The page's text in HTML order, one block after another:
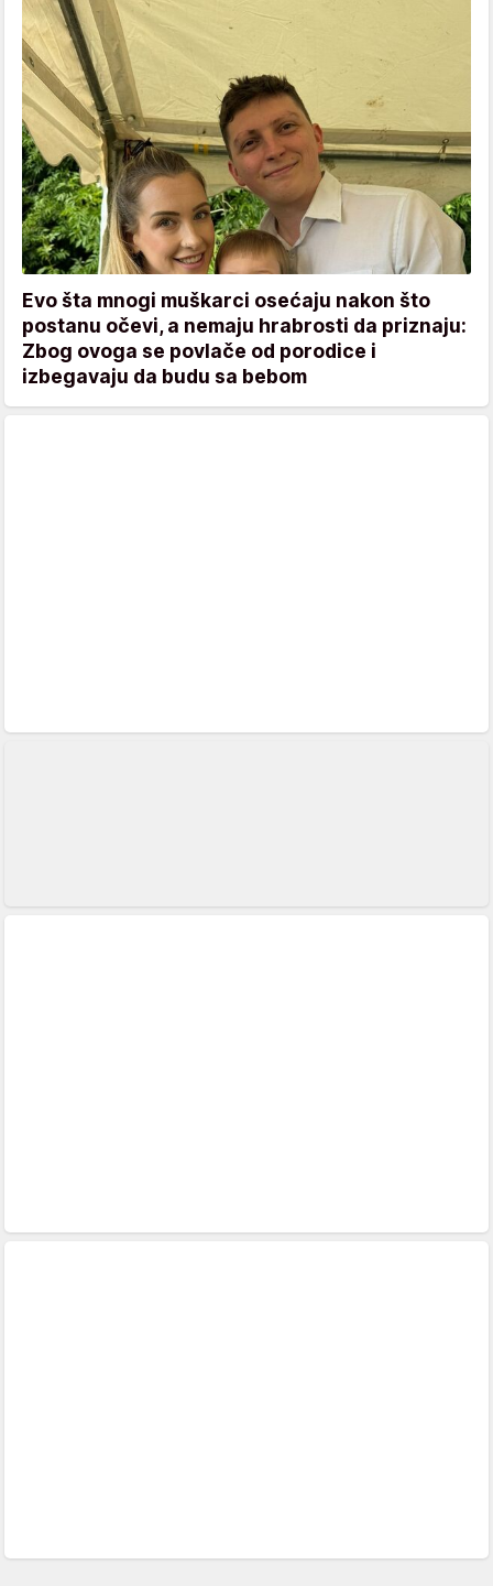
Evo šta mnogi muškarci osećaju nakon što
postanu očevi, a nemaju hrabrosti da priznaju:
Zbog ovoga se povlače od porodice i
izbegavaju da budu sa bebom